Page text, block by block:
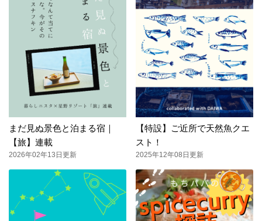
まだ見ぬ景色と泊まる宿｜
【旅】連載
2026年02年13日更新
【特設】ご近所で天然魚クエ
スト！
2025年12年08日更新